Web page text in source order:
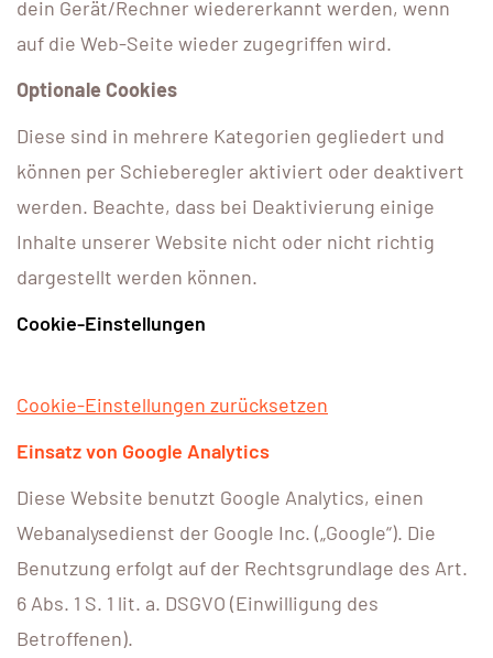
dein Gerät/Rechner wiedererkannt werden, wenn
auf die Web-Seite wieder zugegriffen wird.
Optionale Cookies
Diese sind in mehrere Kategorien gegliedert und
können per Schieberegler aktiviert oder deaktivert
werden. Beachte, dass bei Deaktivierung einige
Inhalte unserer Website nicht oder nicht richtig
dargestellt werden können.
Cookie-Einstellungen
Cookie-Einstellungen zurücksetzen
Einsatz von Google Analytics
Diese Website benutzt Google Analytics, einen
Webanalysedienst der Google Inc. („Google“). Die
Benutzung erfolgt auf der Rechtsgrundlage des Art.
6 Abs. 1 S. 1 lit. a. DSGVO (Einwilligung des
Betroffenen).